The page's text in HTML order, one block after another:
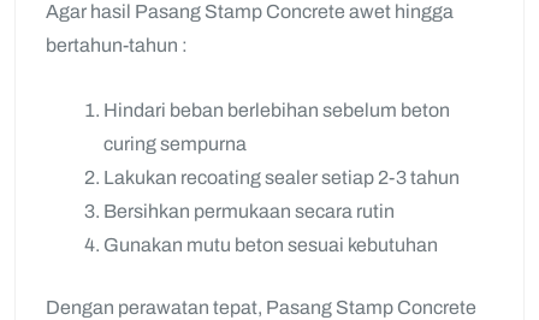
Agar hasil Pasang Stamp Concrete awet hingga
bertahun-tahun :
Hindari beban berlebihan sebelum beton
curing sempurna
Lakukan recoating sealer setiap 2-3 tahun
Bersihkan permukaan secara rutin
Gunakan mutu beton sesuai kebutuhan
Dengan perawatan tepat, Pasang Stamp Concrete